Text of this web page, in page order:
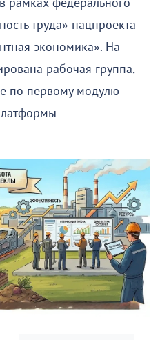
труда» нацпроекта
экономика». На
рабочая группа,
по первому модулю